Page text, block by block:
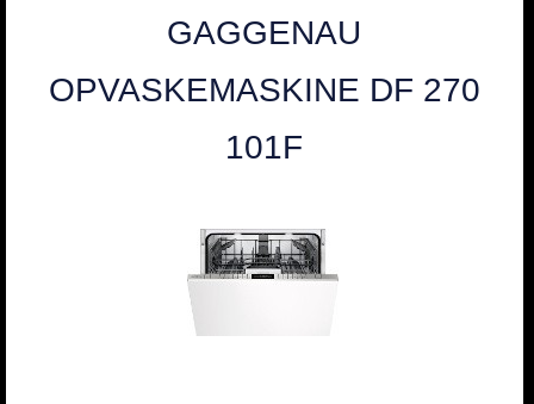
GAGGENAU
OPVASKEMASKINE DF 270
101F